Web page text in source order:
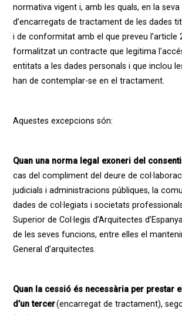
normativa vigent i, amb les quals, en la
d’encarregats de tractament de les dades
i de conformitat amb el que preveu l’article
formalitzat un contracte que legitima
entitats a les dades personals i que inclou
han de contemplar-se en el tractament.
Aquestes excepcions són:
Quan una norma legal exoneri del
cas del compliment del deure de
judicials i administracions públiques, la
dades de col·legiats i societats professionals
Superior de Col·legis d’Arquitectes
de les seves funcions, entre elles el
General d’arquitectes.
Quan la cessió és necessària per prestar
d’un tercer(encarregat de tractament),